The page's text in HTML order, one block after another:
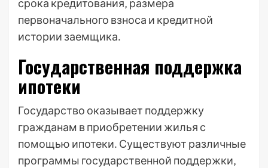
срока кредитования‚ размера
первоначального взноса и кредитной
истории заемщика․
Государственная поддержка
ипотеки
Государство оказывает поддержку
гражданам в приобретении жилья с
помощью ипотеки․ Существуют различные
программы государственной поддержки‚